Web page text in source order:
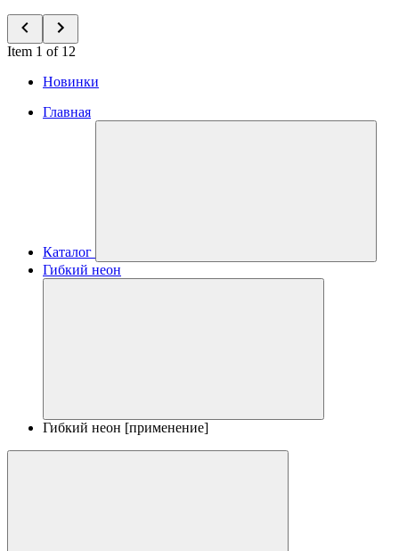
Item 1 of 12
Новинки
Главная
Каталог
Гибкий неон
Гибкий неон [применение]